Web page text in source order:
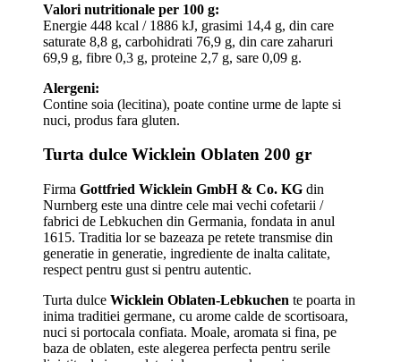
Valori nutritionale per 100 g:
Energie 448 kcal / 1886 kJ, grasimi 14,4 g, din care
saturate 8,8 g, carbohidrati 76,9 g, din care zaharuri
69,9 g, fibre 0,3 g, proteine 2,7 g, sare 0,09 g.
Alergeni:
Contine soia (lecitina), poate contine urme de lapte si
nuci, produs fara gluten.
Turta dulce Wicklein Oblaten 200 gr
Firma Gottfried Wicklein GmbH & Co. KG din
Nurnberg este una dintre cele mai vechi cofetarii /
fabrici de Lebkuchen din Germania, fondata in anul
1615. Traditia lor se bazeaza pe retete transmise din
generatie in generatie, ingrediente de inalta calitate,
respect pentru gust si pentru autentic.
Turta dulce Wicklein Oblaten-Lebkuchen te poarta in
inima traditiei germane, cu arome calde de scortisoara,
nuci si portocala confiata. Moale, aromata si fina, pe
baza de oblaten, este alegerea perfecta pentru serile